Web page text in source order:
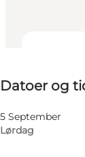
Datoer og
5 September
Lørdag
Besøg
Børn,